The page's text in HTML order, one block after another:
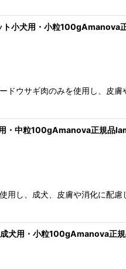
ト小犬用・小粒
ウサギ肉のみを使用し、皮
・中粒100gAmanova正規品
し、成犬、皮膚や消化に配
成犬用・小粒100gAmanova正